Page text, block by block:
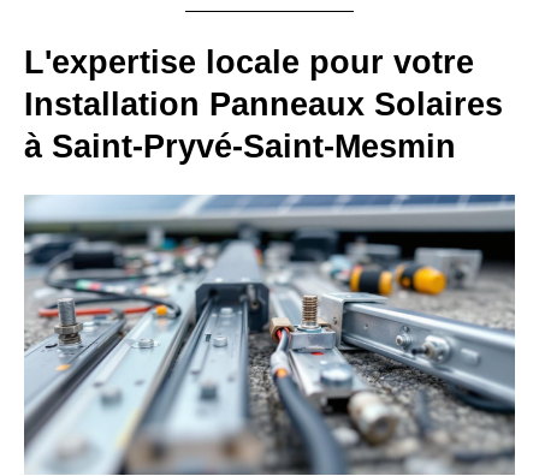
L'expertise locale pour votre
Installation Panneaux Solaires
à Saint-Pryvé-Saint-Mesmin